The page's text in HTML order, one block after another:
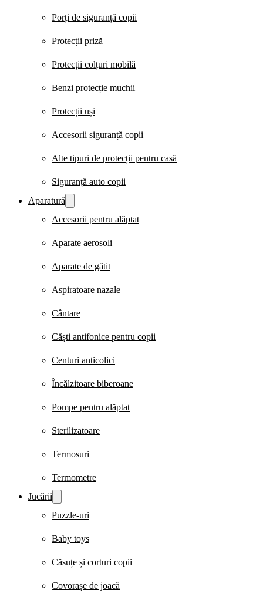
Porți de siguranță copii
Protecții priză
Protecții colțuri mobilă
Benzi protecție muchii
Protecții uși
Accesorii siguranță copii
Alte tipuri de protecții pentru casă
Siguranță auto copii
Aparatură
Accesorii pentru alăptat
Aparate aerosoli
Aparate de gătit
Aspiratoare nazale
Cântare
Căști antifonice pentru copii
Centuri anticolici
Încălzitoare biberoane
Pompe pentru alăptat
Sterilizatoare
Termosuri
Termometre
Jucării
Puzzle-uri
Baby toys
Căsuțe și corturi copii
Covorașe de joacă